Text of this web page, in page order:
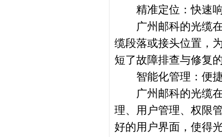
精准定位：快速响
广州邮科的光缆在
缆段落或接头位置，
短了故障排查与修复
智能化管理：便捷
广州邮科的光缆在
理、用户管理、权限
好的用户界面，使得